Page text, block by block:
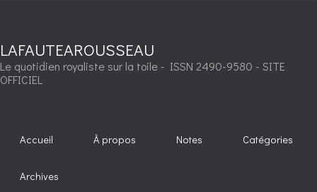
LAFAUTEAROUSSEAU
Le quotidien royaliste sur la toile - ISSN 2490-9580 - SITE
OFFICIEL
Accueil À propos Notes Catégories
Archives